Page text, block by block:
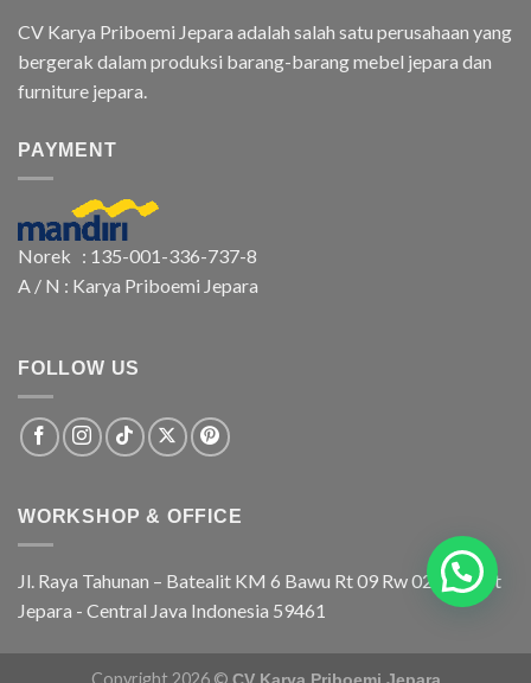
CV Karya Priboemi Jepara adalah salah satu perusahaan yang
bergerak dalam produksi barang-barang mebel jepara dan
furniture jepara.
PAYMENT
Norek : 135-001-336-737-8
A / N : Karya Priboemi Jepara
FOLLOW US
WORKSHOP & OFFICE
Jl. Raya Tahunan – Batealit KM 6 Bawu Rt 09 Rw 02 Batealit
Jepara - Central Java Indonesia 59461
Copyright 2026 © CV Karya Priboemi Jepara